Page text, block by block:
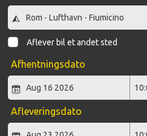
Aflever bil et andet sted
Afhentningsdato
Afleveringsdato